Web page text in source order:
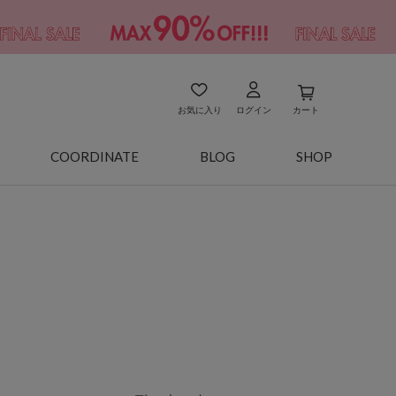
お気に入り ログイン カート
COORDINATE BLOG SHOP